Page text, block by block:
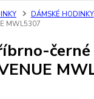
DÁMSKÉ HODINKY
MWL5307
černé